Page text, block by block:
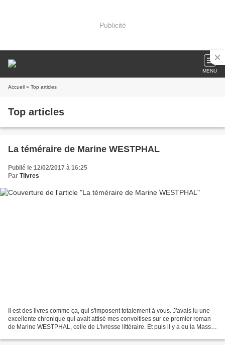
Publicité
MENU
Accueil » Top articles
Top articles
La téméraire de Marine WESTPHAL
Publié le 12/02/2017 à 16:25
Par Tlivres
Il est des livres comme ça, qui s'imposent totalement à vous. J'avais lu une
excellente chronique qui avait attisé mes convoitises sur ce premier roman
de Marine WESTPHAL, celle de L'ivresse littéraire. Et puis il y a eu la Masse